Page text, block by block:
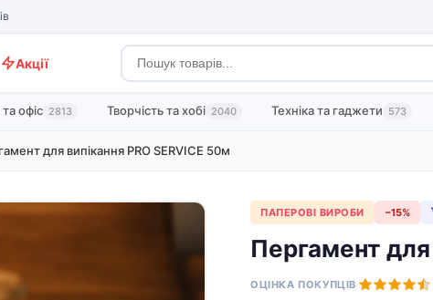
Акції
офіс 2813 Творчість та хобі 2040 Техніка та гаджети 573
для випікання PRO SERVICE 50м
ПАПЕРОВІ ВИРОБИ −15%
Пергамент для
ОЦІНКА ПОКУПЦІВ